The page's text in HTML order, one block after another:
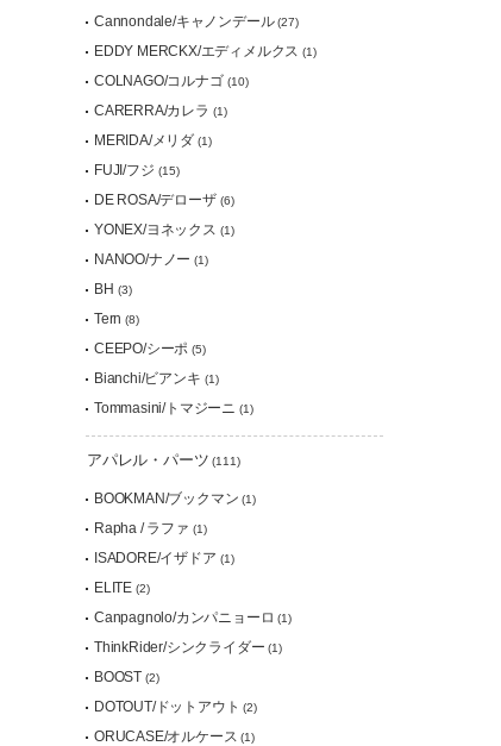
Cannondale/キャノンデール(27)
EDDY MERCKX/エディメルクス (1)
COLNAGO/コルナゴ (10)
CARERRA/カレラ (1)
MERIDA/メリダ (1)
FUJI/フジ (15)
DE ROSA/デローザ (6)
YONEX/ヨネックス (1)
NANOO/ナノー (1)
BH (3)
Tern (8)
CEEPO/シーポ (5)
Bianchi/ビアンキ (1)
Tommasini/トマジーニ (1)
アパレル・パーツ (111)
BOOKMAN/ブックマン (1)
Rapha / ラファ (1)
ISADORE/イザドア (1)
ELITE (2)
Canpagnolo/カンパニョーロ (1)
ThinkRider/シンクライダー (1)
BOOST (2)
DOTOUT/ドットアウト (2)
ORUCASE/オルケース (1)